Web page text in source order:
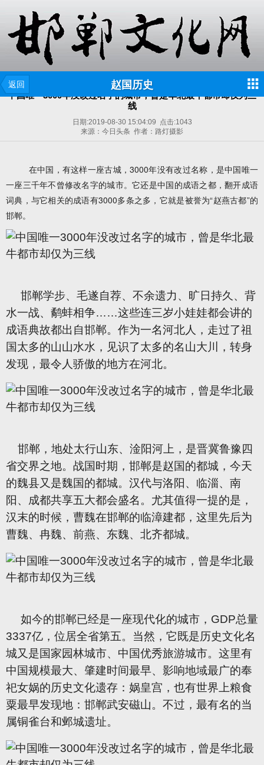
返回 赵国历史
中国唯一3000年没改过名字的城市，曾是华北最牛都市却仅为三
线
日期:2019-08-30 15:04:09 点击:1043
来源：今日头条 作者：路灯摄影
在中国，有这样一座古城，3000年没有改过名称，是中国唯一
一座三千年不曾修改名字的城市。它还是中国的成语之都，翻开成语
词典，与它相关的成语有3000多条之多，它就是被誉为“赵燕古都”的
邯郸。
邯郸学步、毛遂自荐、不余遗力、旷日持久、背
水一战、鹬蚌相争……这些连三岁小娃娃都会讲的
成语典故都出自邯郸。作为一名河北人，走过了祖
国太多的山山水水，见识了太多的名山大川，转身
发现，最令人骄傲的地方在河北。
邯郸，地处太行山东、淦阳河上，是晋冀鲁豫四
省交界之地。战国时期，邯郸是赵国的都城，今天
的魏县又是魏国的都城。汉代与洛阳、临淄、南
阳、成都共享五大都会盛名。尤其值得一提的是，
汉末的时候，曹魏在邯郸的临漳建都，这里先后为
曹魏、冉魏、前燕、东魏、北齐都城。
如今的邯郸已经是一座现代化的城市，GDP总量
3337亿，位居全省第五。当然，它既是历史文化名
城又是国家园林城市、中国优秀旅游城市。这里有
中国规模最大、肇建时间最早、影响地域最广的奉
祀女娲的历史文化遗存：娲皇宫，也有世界上粮食
粟最早发现地：邯郸武安磁山。不过，最有名的当
属铜雀台和邺城遗址。